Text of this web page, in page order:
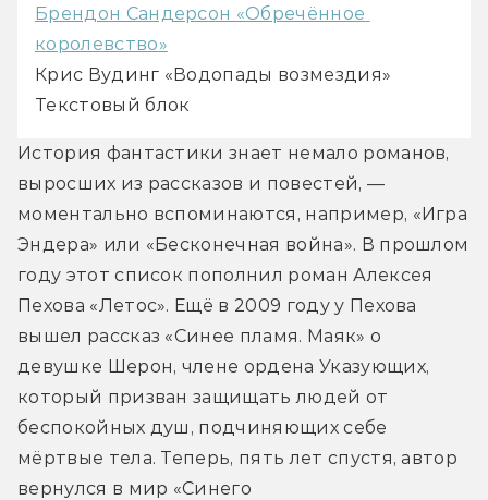
Брендон Сандерсон «Обречённое
королевство»
Крис Вудинг «Водопады возмездия»
Текстовый блок
История фантастики знает немало романов,
выросших из рассказов и повестей, —
моментально вспоминаются, например, «Игра
Эндера» или «Бесконечная война». В прошлом
году этот список пополнил роман Алексея
Пехова «Летос». Ещё в 2009 году у Пехова
вышел рассказ «Синее пламя. Маяк» о
девушке Шерон, члене ордена Указующих,
который призван защищать людей от
беспокойных душ, подчиняющих себе
мёртвые тела. Теперь, пять лет спустя, автор
вернулся в мир «Синего